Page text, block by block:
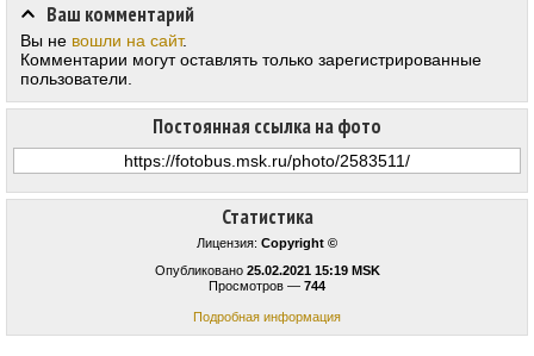
Статистика
Лицензия: Copyright ©
Опубликовано 25.02.2021 15:19 MSK
Просмотров — 744
Подробная информация
Постоянная ссылка на фото
Ваш комментарий
Вы не вошли на сайт.
Комментарии могут оставлять только зарегистрированные
пользователи.